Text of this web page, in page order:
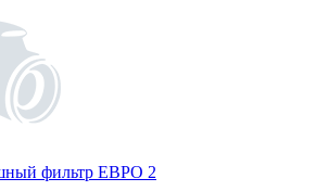
фильтр ЕВРО 2